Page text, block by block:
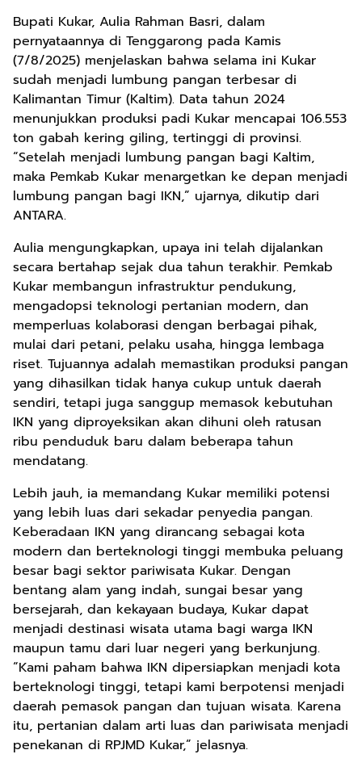
Bupati Kukar, Aulia Rahman Basri, dalam
pernyataannya di Tenggarong pada Kamis
(7/8/2025) menjelaskan bahwa selama ini Kukar
sudah menjadi lumbung pangan terbesar di
Kalimantan Timur (Kaltim). Data tahun 2024
menunjukkan produksi padi Kukar mencapai 106.553
ton gabah kering giling, tertinggi di provinsi.
“Setelah menjadi lumbung pangan bagi Kaltim,
maka Pemkab Kukar menargetkan ke depan menjadi
lumbung pangan bagi IKN,” ujarnya, dikutip dari
ANTARA.
Aulia mengungkapkan, upaya ini telah dijalankan
secara bertahap sejak dua tahun terakhir. Pemkab
Kukar membangun infrastruktur pendukung,
mengadopsi teknologi pertanian modern, dan
memperluas kolaborasi dengan berbagai pihak,
mulai dari petani, pelaku usaha, hingga lembaga
riset. Tujuannya adalah memastikan produksi pangan
yang dihasilkan tidak hanya cukup untuk daerah
sendiri, tetapi juga sanggup memasok kebutuhan
IKN yang diproyeksikan akan dihuni oleh ratusan
ribu penduduk baru dalam beberapa tahun
mendatang.
Lebih jauh, ia memandang Kukar memiliki potensi
yang lebih luas dari sekadar penyedia pangan.
Keberadaan IKN yang dirancang sebagai kota
modern dan berteknologi tinggi membuka peluang
besar bagi sektor pariwisata Kukar. Dengan
bentang alam yang indah, sungai besar yang
bersejarah, dan kekayaan budaya, Kukar dapat
menjadi destinasi wisata utama bagi warga IKN
maupun tamu dari luar negeri yang berkunjung.
“Kami paham bahwa IKN dipersiapkan menjadi kota
berteknologi tinggi, tetapi kami berpotensi menjadi
daerah pemasok pangan dan tujuan wisata. Karena
itu, pertanian dalam arti luas dan pariwisata menjadi
penekanan di RPJMD Kukar,” jelasnya.